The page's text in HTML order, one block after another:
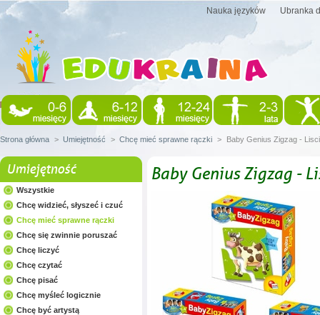
Nauka języków Ubranka
Strona główna > Umiejętność > Chcę mieć sprawne rączki > Baby Genius Zigzag -
Umiejętność
Wszystkie
Chcę widzieć, słyszeć i czuć
Chcę mieć sprawne rączki
Chcę się zwinnie poruszać
Chcę liczyć
Chcę czytać
Chcę pisać
Chcę myśleć logicznie
Chcę być artystą
Baby Genius Zigzag -